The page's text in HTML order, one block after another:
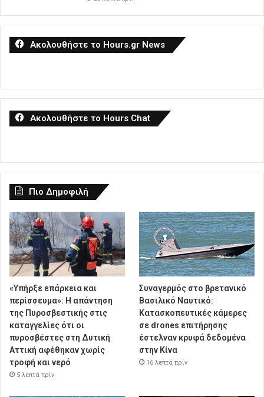
Ακολουθήστε το Hours.gr News
Ακολουθήστε το Hours Chat
Πιο Δημοφιλή
«Υπήρξε επάρκεια και
περίσσευμα»: Η απάντηση
της Πυροσβεστικής στις
καταγγελίες ότι οι
πυροσβέστες στη Δυτική
Αττική αφέθηκαν χωρίς
τροφή και νερό
5 λεπτά πρίν
Συναγερμός στο βρετανικό
Βασιλικό Ναυτικό:
Κατασκοπευτικές κάμερες
σε drones επιτήρησης
έστελναν κρυφά δεδομένα
στην Κίνα
16 λεπτά πρίν